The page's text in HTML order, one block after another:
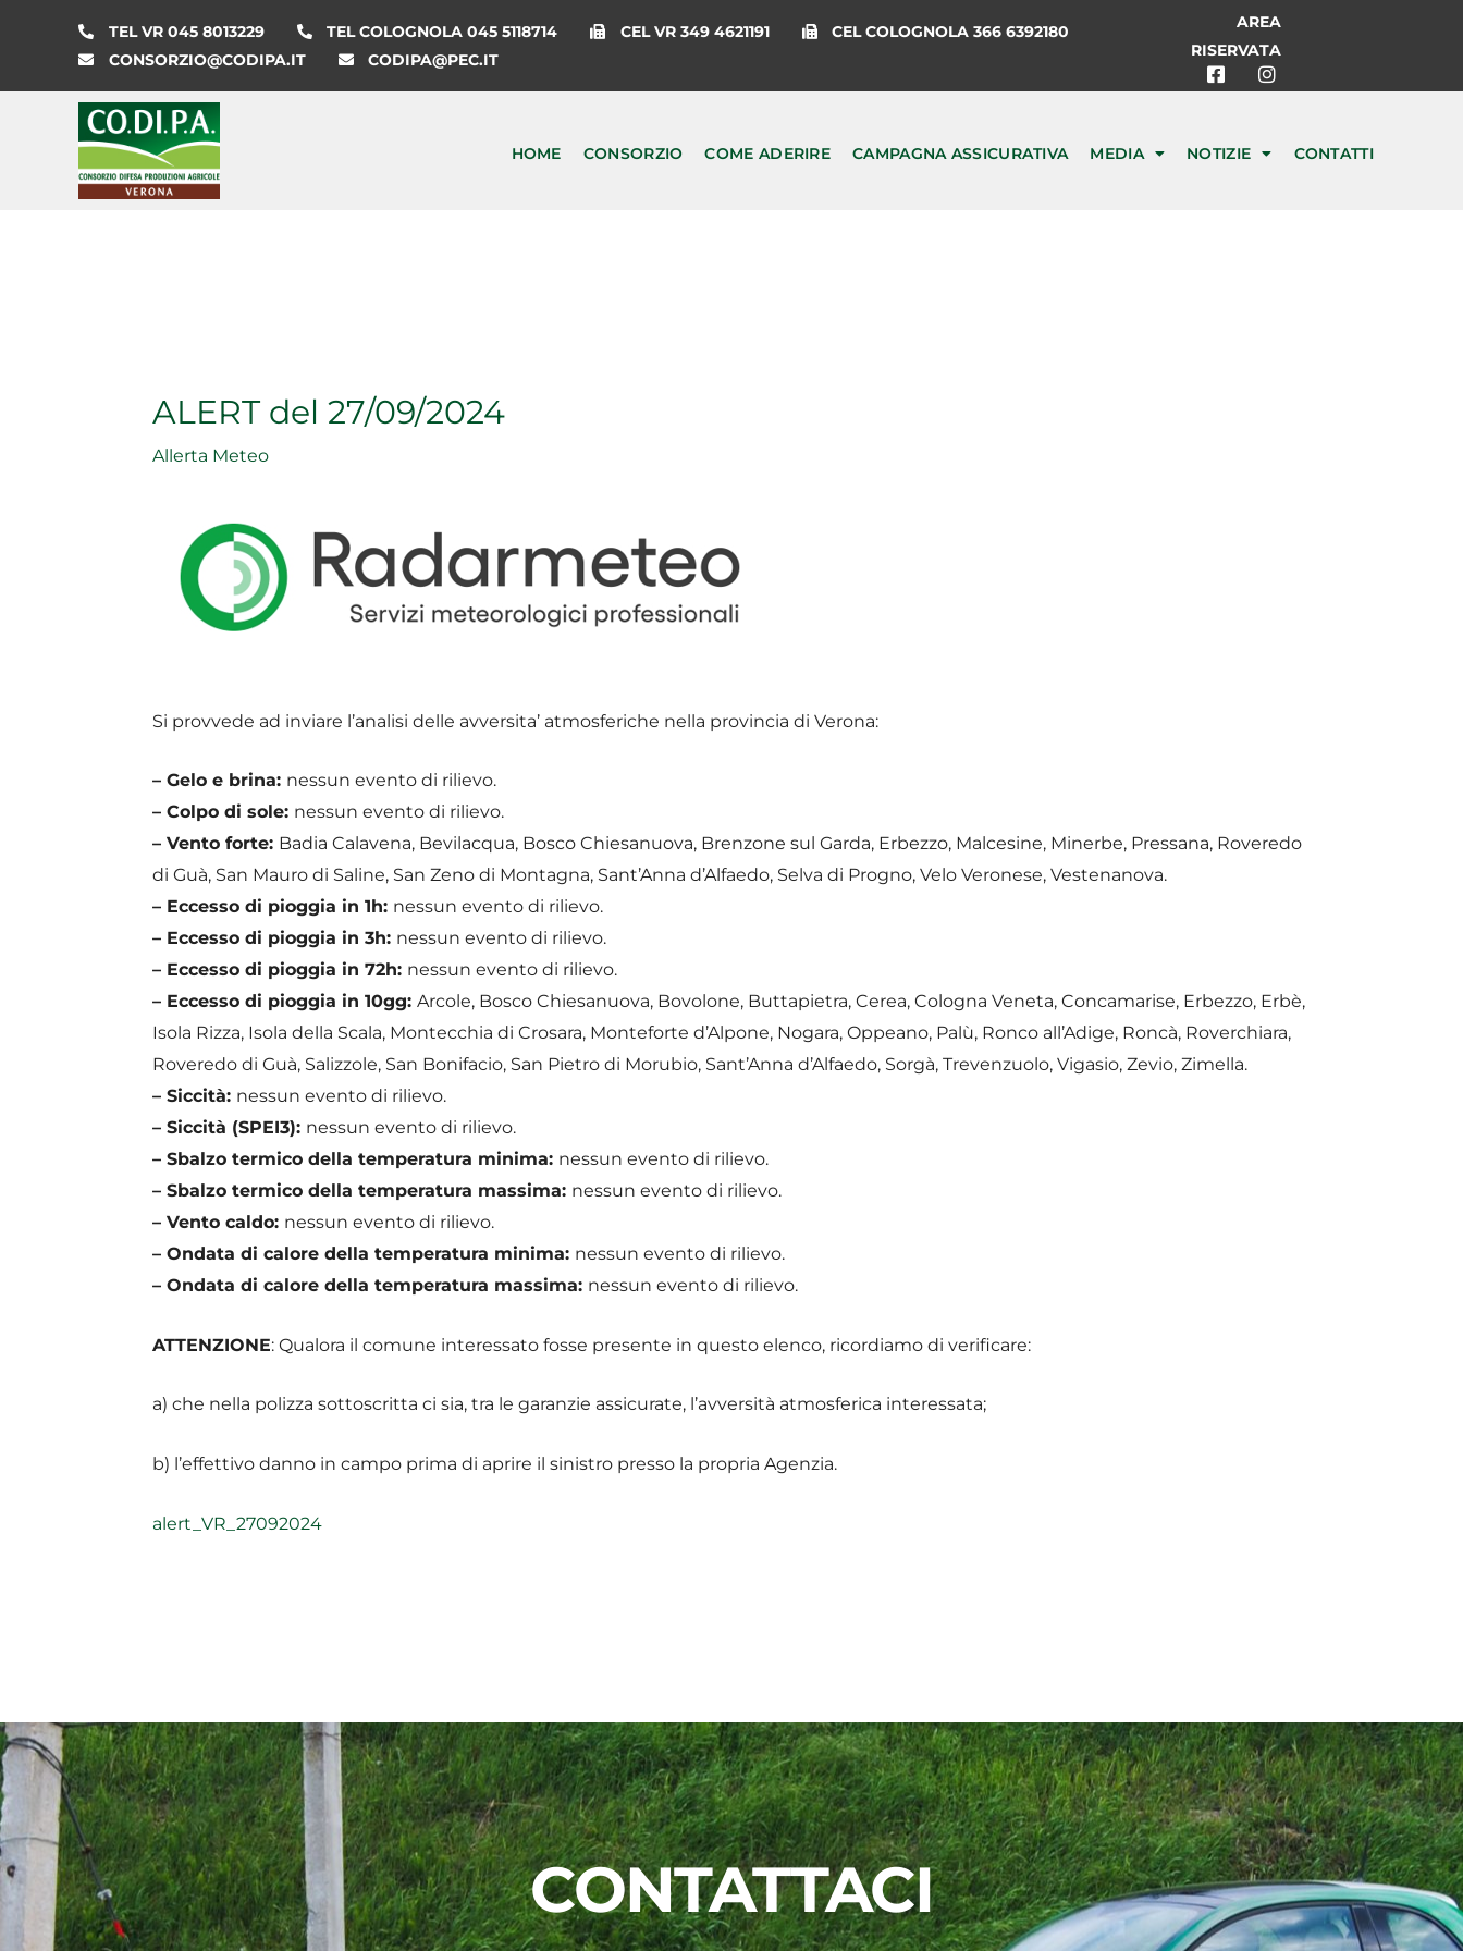
TEL VR 045 8013229 TEL COLOGNOLA 045 5118714 CEL VR 349 4621191
CEL COLOGNOLA 366 6392180
CONSORZIO@CODIPA.IT
CODIPA@PEC.IT
AREA
RISERVATA
HOME CONSORZIO COME ADERIRE CAMPAGNA ASSICURATIVA MEDIA NOTIZIE CONTATTI
ALERT del 27/09/2024
Allerta Meteo
Si provvede ad inviare l’analisi delle avversita’ atmosferiche nella provincia di Verona:
– Gelo e brina: nessun evento di rilievo.
– Colpo di sole: nessun evento di rilievo.
– Vento forte: Badia Calavena, Bevilacqua, Bosco Chiesanuova, Brenzone sul Garda, Erbezzo, Malcesine, Minerbe, Pressana, Roveredo
di Guà, San Mauro di Saline, San Zeno di Montagna, Sant’Anna d’Alfaedo, Selva di Progno, Velo Veronese, Vestenanova.
– Eccesso di pioggia in 1h: nessun evento di rilievo.
– Eccesso di pioggia in 3h: nessun evento di rilievo.
– Eccesso di pioggia in 72h: nessun evento di rilievo.
– Eccesso di pioggia in 10gg: Arcole, Bosco Chiesanuova, Bovolone, Buttapietra, Cerea, Cologna Veneta, Concamarise, Erbezzo, Erbè,
Isola Rizza, Isola della Scala, Montecchia di Crosara, Monteforte d’Alpone, Nogara, Oppeano, Palù, Ronco all’Adige, Roncà, Roverchiara,
Roveredo di Guà, Salizzole, San Bonifacio, San Pietro di Morubio, Sant’Anna d’Alfaedo, Sorgà, Trevenzuolo, Vigasio, Zevio, Zimella.
– Siccità: nessun evento di rilievo.
– Siccità (SPEI3): nessun evento di rilievo.
– Sbalzo termico della temperatura minima: nessun evento di rilievo.
– Sbalzo termico della temperatura massima: nessun evento di rilievo.
– Vento caldo: nessun evento di rilievo.
– Ondata di calore della temperatura minima: nessun evento di rilievo.
– Ondata di calore della temperatura massima: nessun evento di rilievo.
ATTENZIONE: Qualora il comune interessato fosse presente in questo elenco, ricordiamo di verificare:
a) che nella polizza sottoscritta ci sia, tra le garanzie assicurate, l’avversità atmosferica interessata;
b) l’effettivo danno in campo prima di aprire il sinistro presso la propria Agenzia.
alert_VR_27092024
CONTATTACI